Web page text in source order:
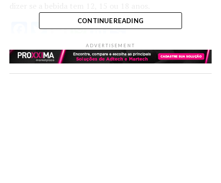
Facebook
Twitter
EmailWhatsApp
LinkedIn
Share
ASSUNTOS RELACIONADOS:
UP NEXT
CONTINUE READING
ADVERTISEMENT